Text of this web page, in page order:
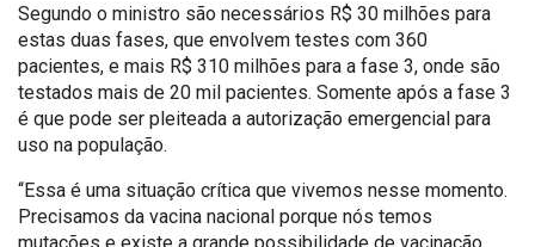
Segundo o ministro são necessários R$ 30 milhões para
estas duas fases, que envolvem testes com 360
pacientes, e mais R$ 310 milhões para a fase 3, onde são
testados mais de 20 mil pacientes. Somente após a fase 3
é que pode ser pleiteada a autorização emergencial para
uso na população.
“Essa é uma situação crítica que vivemos nesse momento.
Precisamos da vacina nacional porque nós temos
mutações e existe a grande possibilidade de vacinação